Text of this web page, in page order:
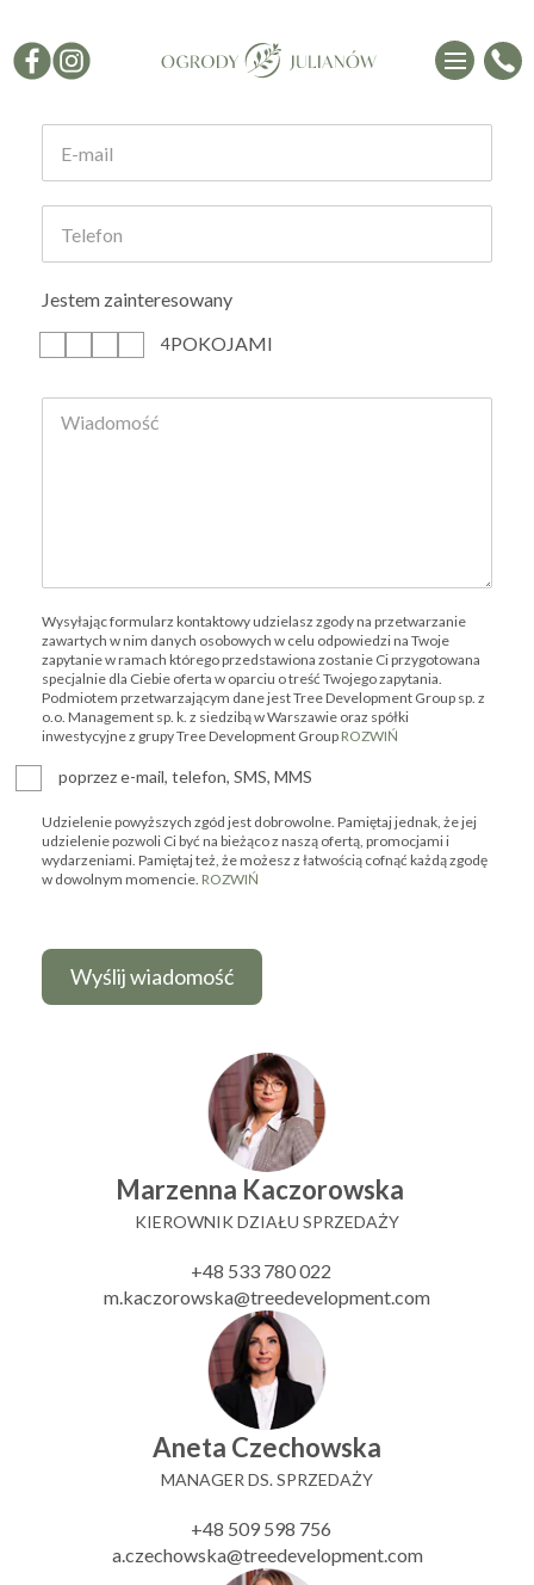
Jestem zainteresowany
4POKOJAMI
Wysyłając formularz kontaktowy udzielasz zgody na przetwarzanie
zawartych w nim danych osobowych w celu odpowiedzi na Twoje
zapytanie w ramach którego przedstawiona zostanie Ci przygotowana
specjalnie dla Ciebie oferta w oparciu o treść Twojego zapytania.
Podmiotem przetwarzającym dane jest Tree Development Group sp. z
o.o. Management sp. k. z siedzibą w Warszawie oraz spółki
inwestycyjne z grupy Tree Development Group ROZWIŃ
poprzez e-mail, telefon, SMS, MMS
Udzielenie powyższych zgód jest dobrowolne. Pamiętaj jednak, że jej
udzielenie pozwoli Ci być na bieżąco z naszą ofertą, promocjami i
wydarzeniami. Pamiętaj też, że możesz z łatwością cofnąć każdą zgodę
w dowolnym momencie. ROZWIŃ
Marzenna Kaczorowska
KIEROWNIK DZIAŁU SPRZEDAŻY
+48 533 780 022
m.kaczorowska@treedevelopment.com
Aneta Czechowska
MANAGER DS. SPRZEDAŻY
+48 509 598 756
a.czechowska@treedevelopment.com